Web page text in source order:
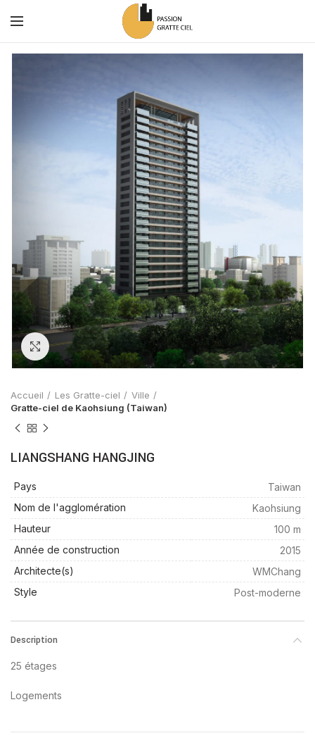
Zoom
Accueil Les Gratte-ciel
Ville
Gratte-ciel de Kaohsiung (Taiwan)
LIANGSHANG HANGJING
Pays
Taiwan
Nom de l'agglomération
Kaohsiung
Hauteur
100 m
Année de construction
2015
Architecte(s)
WMChang
Style
Post-moderne
Description
25 étages
Logements